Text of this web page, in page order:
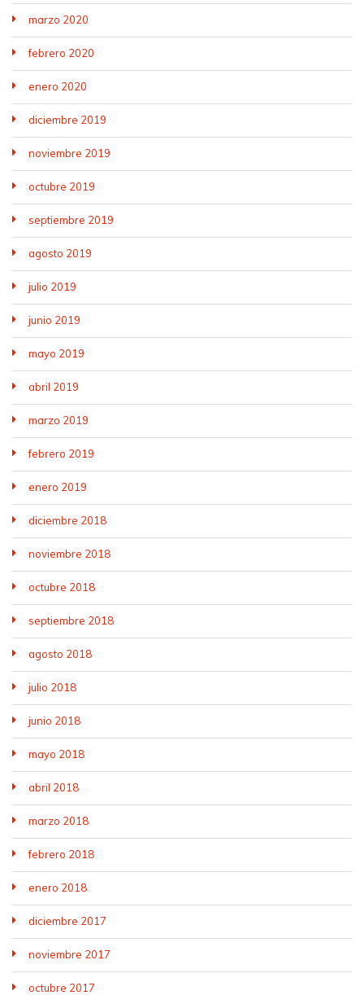
marzo 2020
febrero 2020
enero 2020
diciembre 2019
noviembre 2019
octubre 2019
septiembre 2019
agosto 2019
julio 2019
junio 2019
mayo 2019
abril 2019
marzo 2019
febrero 2019
enero 2019
diciembre 2018
noviembre 2018
octubre 2018
septiembre 2018
agosto 2018
julio 2018
junio 2018
mayo 2018
abril 2018
marzo 2018
febrero 2018
enero 2018
diciembre 2017
noviembre 2017
octubre 2017